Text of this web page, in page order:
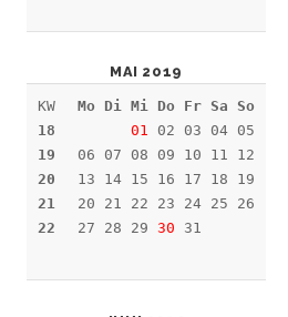
MAI 2019
KW
18
19
20
21
22
Mo Di Mi Do Fr Sa So
01 02 03 04 05
06 07 08 09 10 11 12
13 14 15 16 17 18 19
20 21 22 23 24 25 26
27 28 29 30 31